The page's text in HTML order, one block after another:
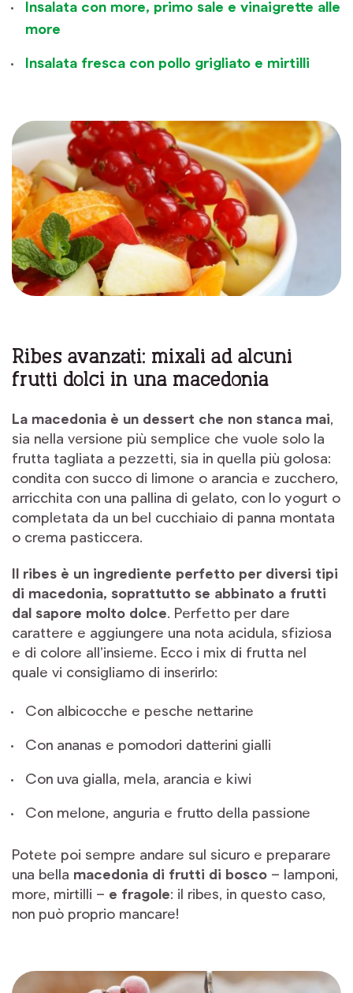
Insalata con more, primo sale e vinaigrette alle
more
Insalata fresca con pollo grigliato e mirtilli
Ribes avanzati: mixali ad alcuni
frutti dolci in una macedonia
La macedonia è un dessert che non stanca mai,
sia nella versione più semplice che vuole solo la
frutta tagliata a pezzetti, sia in quella più golosa:
condita con succo di limone o arancia e zucchero,
arricchita con una pallina di gelato, con lo yogurt o
completata da un bel cucchiaio di panna montata
o crema pasticcera.
Il ribes è un ingrediente perfetto per diversi tipi
di macedonia, soprattutto se abbinato a frutti
dal sapore molto dolce. Perfetto per dare
carattere e aggiungere una nota acidula, sfiziosa
e di colore all’insieme. Ecco i mix di frutta nel
quale vi consigliamo di inserirlo:
Con albicocche e pesche nettarine
Con ananas e pomodori datterini gialli
Con uva gialla, mela, arancia e kiwi
Con melone, anguria e frutto della passione
Potete poi sempre andare sul sicuro e preparare
una bella macedonia di frutti di bosco – lamponi,
more, mirtilli – e fragole: il ribes, in questo caso,
non può proprio mancare!